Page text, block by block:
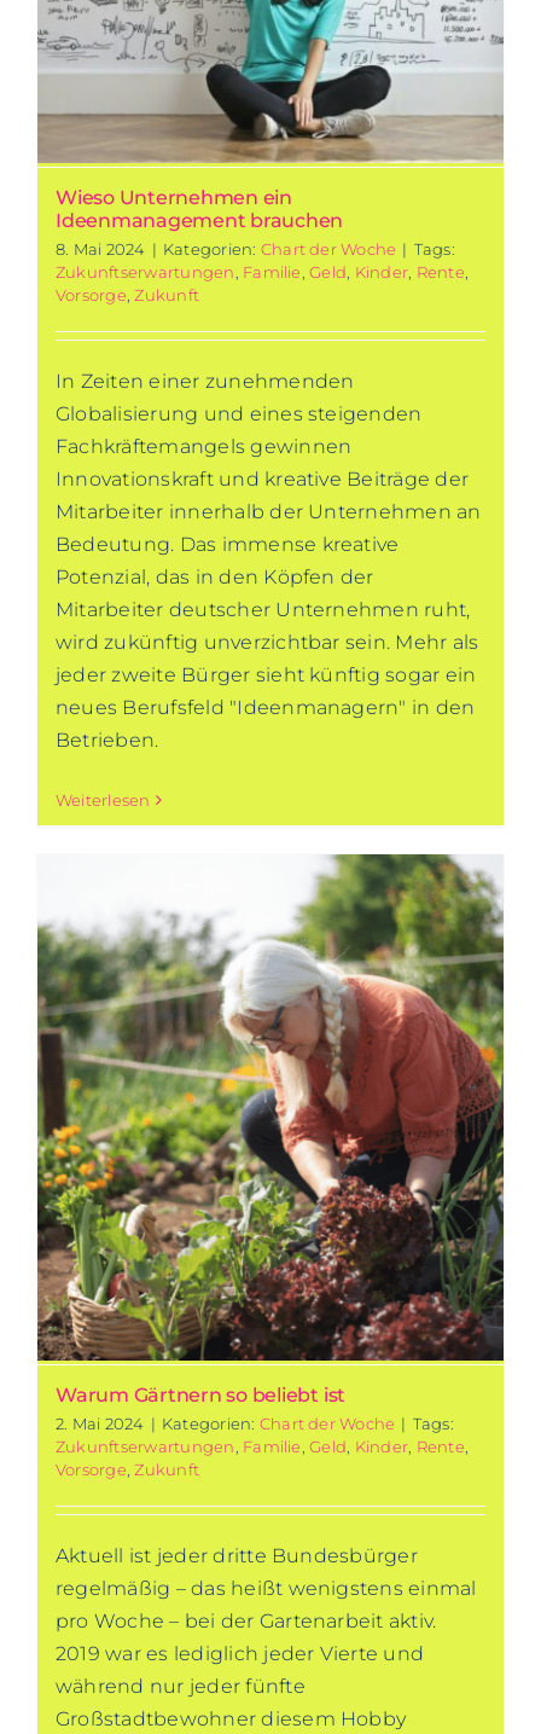
Wieso Unternehmen ein
Ideenmanagement brauchen
8. Mai 2024 | Kategorien: Chart der Woche | Tags:
Zukunftserwartungen Familie ,Geld Kinder Rente
Vorsorge ,Zukunft
In Zeiten einer zunehmenden
Globalisierung und eines steigenden
Fachkräftemangels gewinnen
Innovationskraft und kreative Beiträge der
Mitarbeiter innerhalb der Unternehmen an
Bedeutung. Das immense kreative
Potenzial, das in den Köpfen der
Mitarbeiter deutscher Unternehmen ruht,
wird zukünftig unverzichtbar sein. Mehr als
jeder zweite Bürger sieht künftig sogar ein
neues Berufsfeld "Ideenmanagern" in den
Betrieben.
Weiterlesen
Warum Gärtnern so beliebt ist
2. Mai 2024 | Kategorien: Chart der Woche | Tags:
Zukunftserwartungen, Familie,Geld, Kinder, Rente,
Vorsorge,Zukunft
Aktuell ist jeder dritte Bundesbürger
regelmäßig – das heißt wenigstens einmal
pro Woche – bei der Gartenarbeit aktiv.
2019 war es lediglich jeder Vierte und
während nur jeder fünfte
Großstadtbewohner diesem Hobby